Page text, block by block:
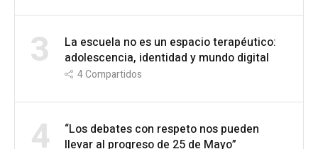
3
La escuela no es un espacio terapéutico:
adolescencia, identidad y mundo digital
4Compartidos
4
“Los debates con respeto nos pueden
llevar al progreso de 25 de Mayo”